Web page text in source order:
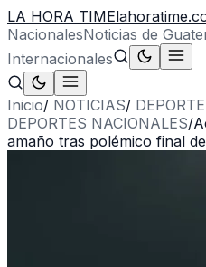
LA HORA TIME
NacionalesNoticias de
Internacionales
Inicio/ NOTICIAS/
DEPORTES NACIONALES/
amaño tras polémico final